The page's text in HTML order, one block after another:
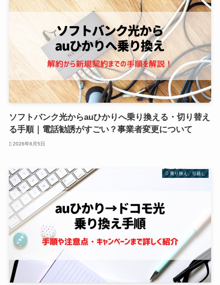
ソフトバンク光からauひかりへ乗り換える・切り替え
る手順｜電話勧誘がすごい？事業者変更について
2026年6月5日
乗り換え、引越し